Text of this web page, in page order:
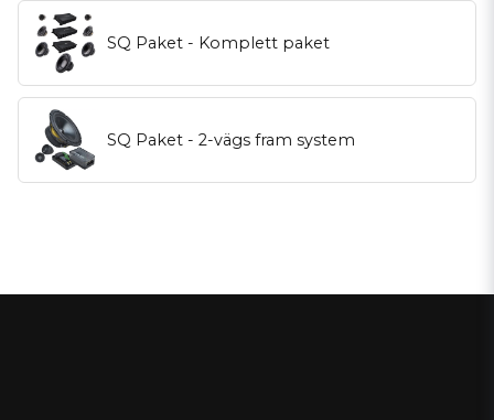
SQ Paket - Komplett paket
SQ Paket - 2-vägs fram system